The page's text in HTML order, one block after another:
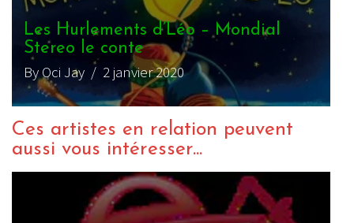
Les Hurlements d’Léo – Mondial
Stereo le conte
By Oci Jay / 2 janvier 2020
Ces artistes en relation peuvent
aussi vous intéresser...